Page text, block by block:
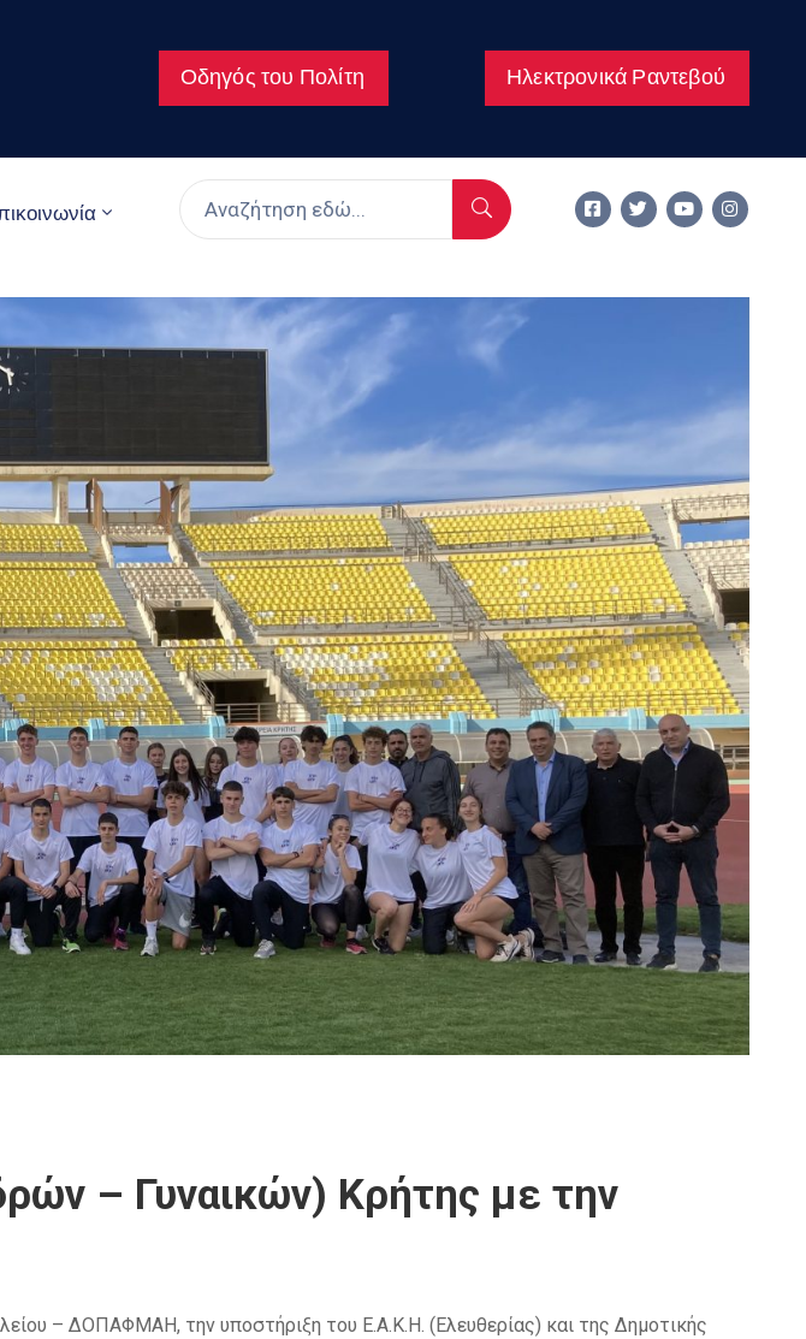
Οδηγός του Πολίτη Ηλεκτρονικά Ραντεβού
– Γυναικών) Κρήτης με την
– ΔΟΠΑΦΜΑΗ, την υποστήριξη του Ε.Α.Κ.Η. (Ελευθερίας) και της Δημοτικής